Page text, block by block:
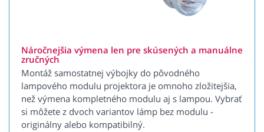
Náročnejšia výmena len pre skúsených a manuálne
zručných
Montáž samostatnej výbojky do pôvodného
lampového modulu projektora je omnoho zložitejšia,
než výmena kompletného modulu aj s lampou. Vybrať
si môžete z dvoch variantov lámp bez modulu -
originálny alebo kompatibilný.